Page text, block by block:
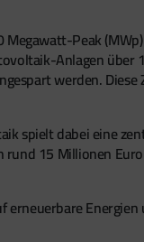
Megawatt-Peak
Anlagen über
werden. Diese
spielt dabei eine
rund 15 Millionen
erneuerbare